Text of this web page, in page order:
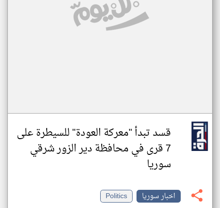
قسد تبدأ "معركة العودة" للسيطرة على
7 قرى في محافظة دير الزور شرقي
سوريا
اخبار سوريا
Politics